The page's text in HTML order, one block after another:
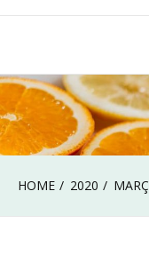
HOME 2020 MARÇ